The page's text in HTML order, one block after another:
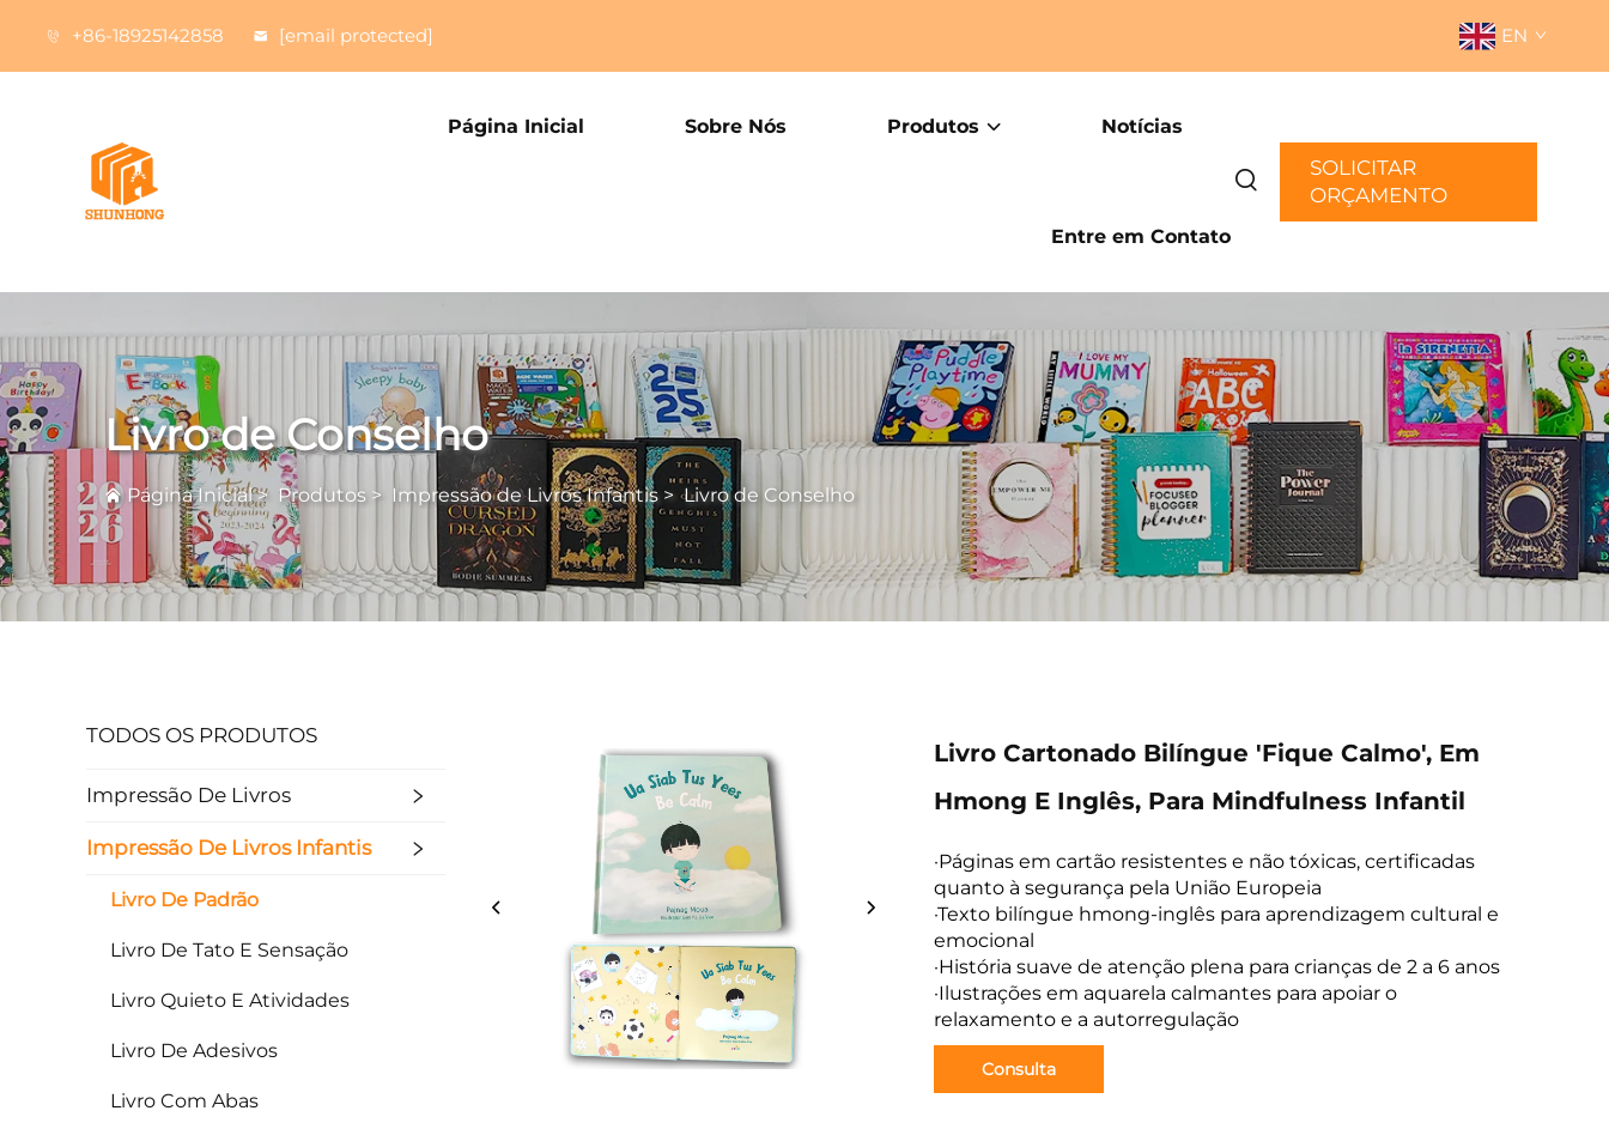
+86-18925142858 [email protected] EN
Página Inicial Sobre Nós Produtos Notícias
Entre em Contato
SOLICITAR
ORÇAMENTO
Livro de Conselho
Página Inicial> Produtos > Impressão de Livros Infantis >Livro de Conselho
TODOS OS PRODUTOS
Impressão De Livros
Impressão De Livros Infantis
Livro De Padrão
Livro De Tato E Sensação
Livro Quieto E Atividades
Livro De Adesivos
Livro Com Abas
Livro Cartonado Bilíngue 'Fique Calmo', Em
Hmong E Inglês, Para Mindfulness Infantil
·Páginas em cartão resistentes e não tóxicas, certificadas
quanto à segurança pela União Europeia
·Texto bilíngue hmong-inglês para aprendizagem cultural e
emocional
·História suave de atenção plena para crianças de 2 a 6 anos
·Ilustrações em aquarela calmantes para apoiar o
relaxamento e a autorregulação
Consulta